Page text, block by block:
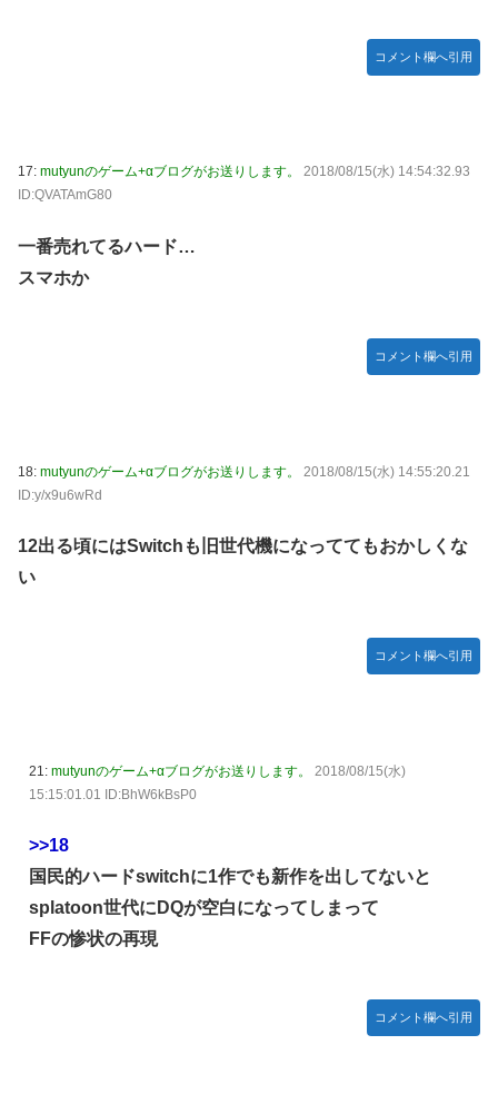
コメント欄へ引用
17: mutyunのゲーム+αブログがお送りします。
2018/08/15(水) 14:54:32.93
ID:QVATAmG80
一番売れてるハード…
スマホか
コメント欄へ引用
18: mutyunのゲーム+αブログがお送りします。
2018/08/15(水) 14:55:20.21
ID:y/x9u6wRd
12出る頃にはSwitchも旧世代機になっててもおかしくな
い
コメント欄へ引用
21: mutyunのゲーム+αブログがお送りします。
2018/08/15(水)
15:15:01.01 ID:BhW6kBsP0
>>18
国民的ハードswitchに1作でも新作を出してないと
splatoon世代にDQが空白になってしまって
FFの惨状の再現
コメント欄へ引用